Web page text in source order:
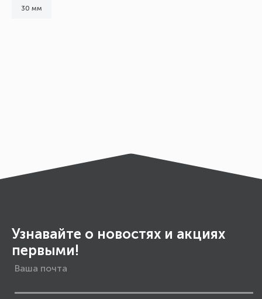
30 мм
Узнавайте о новостях и акциях
первыми!